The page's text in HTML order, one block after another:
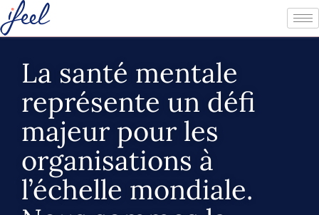
La santé mentale
représente un défi
majeur pour les
organisations à
l’échelle mondiale.